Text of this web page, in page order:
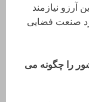
آرزو نیازمند
صنعت فضایی
را چگونه می